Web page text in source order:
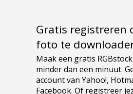
Gratis registreren
foto te